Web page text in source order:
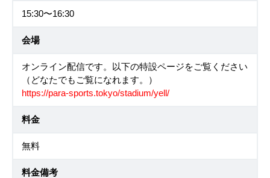
15:30〜16:30
会場
オンライン配信です。以下の特設ページをご覧ください
（どなたでもご覧になれます。）
https://para-sports.tokyo/stadium/yell/
料金
無料
料金備考